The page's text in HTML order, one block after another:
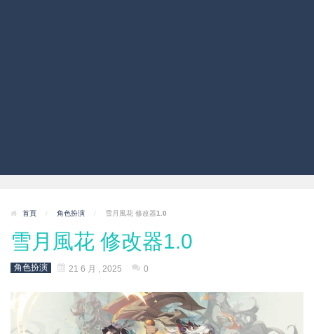
首頁 / 角色扮演 / 雪月風花 修改器1.0
雪月風花 修改器1.0
角色扮演 21 6 月 , 2025 0